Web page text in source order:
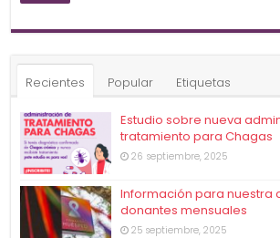
Recientes Popular Etiquetas
Estudio sobre nueva
tratamiento para Chagas
26 septiembre, 2025
Información para nuestra
donantes mensuales
25 septiembre, 2025